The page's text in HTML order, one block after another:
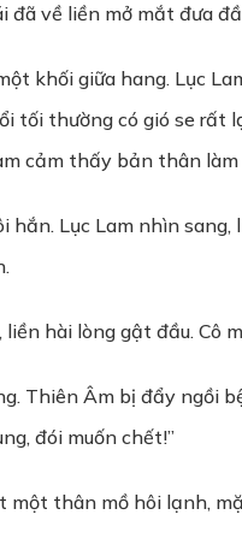
đã về liền mở mắt đưa
khối giữa hang. Lục
tối thường có gió se
cảm thấy bản thân
Lục Lam nhìn
hài lòng gật đầu. Cô
Thiên Âm bị đẩy ngồi
đói muốn chết!”
một thân mồ hôi lạnh,